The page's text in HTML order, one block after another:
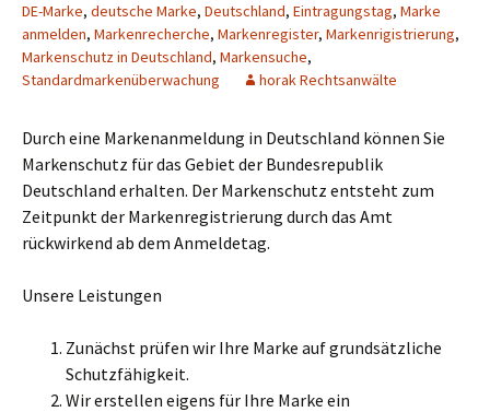
DE-Marke, deutsche Marke, Deutschland, Eintragungstag, Marke
anmelden, Markenrecherche, Markenregister, Markenrigistrierung,
Markenschutz in Deutschland, Markensuche,
Standardmarkenüberwachung
horak Rechtsanwälte
Durch eine Markenanmeldung in Deutschland können Sie
Markenschutz für das Gebiet der Bundesrepublik
Deutschland erhalten. Der Markenschutz entsteht zum
Zeitpunkt der Markenregistrierung durch das Amt
rückwirkend ab dem Anmeldetag.
Unsere Leistungen
Zunächst prüfen wir Ihre Marke auf grundsätzliche
Schutzfähigkeit.
Wir erstellen eigens für Ihre Marke ein